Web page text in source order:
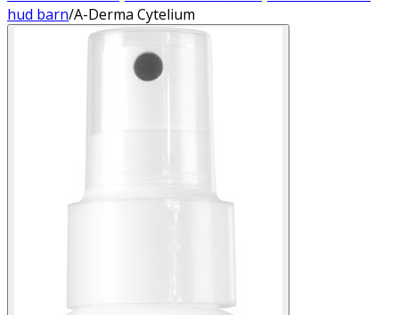
hud barn/A-Derma Cytelium